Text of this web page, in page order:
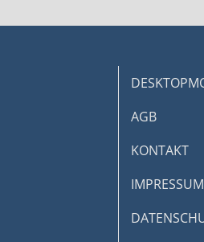
AGB
KONTAKT
IMPRESSUM